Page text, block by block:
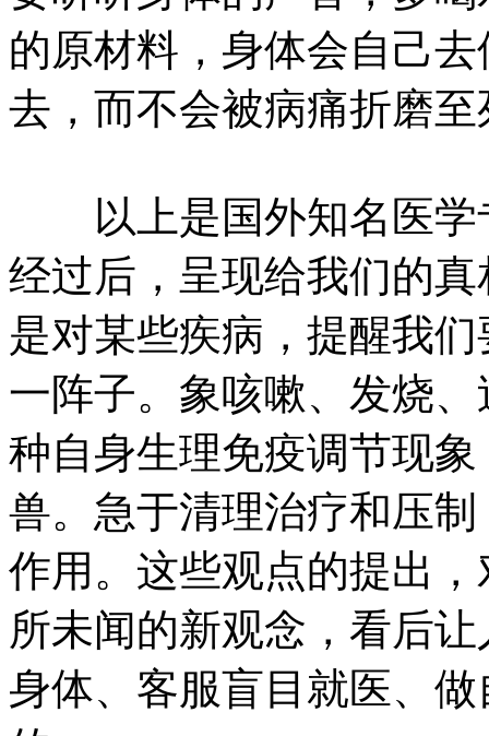
的原材料，身体会自己
去，而不会被病痛折磨至
以上是国外知名医学
经过后，呈现给我们的
是对某些疾病，提醒我
一阵子。象咳嗽、发烧
种自身生理免疫调节现
兽。急于清理治疗和压
作用。这些观点的提出
所未闻的新观念，看后
身体、客服盲目就医、